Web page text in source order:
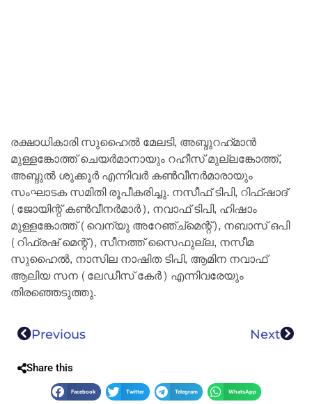
രക്ഷാധികാരി സുഹൈല്‍ മേലടി, അബ്ദുറഹ്‌മാന്‍
മുള്ളങ്കോത്ത് ചെയര്‍മാനായും റഹീസ് മുല്ലങ്കോത്ത്,
അബ്ദുല്‍ ശുക്കൂര്‍ എന്നിവര്‍ കണ്‍വീനര്‍മാരായും
സംഘാടക സമിതി രൂപീകരിച്ചു. നസീഫ് ടിപി, റിഫ്ഷാദ്
(ജോയിന്റ് കണ്‍വീനര്‍മാര്‍), നവാഫ് ടിപി, ഹിഷാം
മുള്ളങ്കോത്ത് (വെന്യു അറേഞ്ച്മെന്റ്), നബാസ് ഒപി
(റിഫ്രഷ് മെന്റ്), സീനത്ത് സൈഫുല്ല, നസീമ
സുഹൈല്‍, നാസില നാഷിത ടിപി, ആമിന നവാഫ്
ആലിയ സന (ലേഡീസ് കേര്‍) എന്നിവരേയും
തിരഞ്ഞെടുത്തു.
Previous Next
Share this
Facebook Twitter Telegram WhatsApp